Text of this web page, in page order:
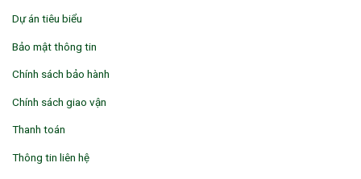
Dự án tiêu biểu
Bảo mật thông tin
Chính sách bảo hành
Chính sách giao vận
Thanh toán
Thông tin liên hệ